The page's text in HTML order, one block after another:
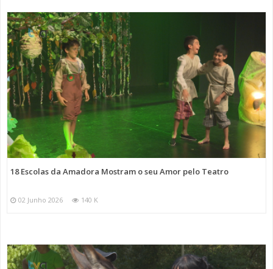
18 Escolas da Amadora Mostram o seu Amor pelo Teatro
02 Junho 2026 140 K